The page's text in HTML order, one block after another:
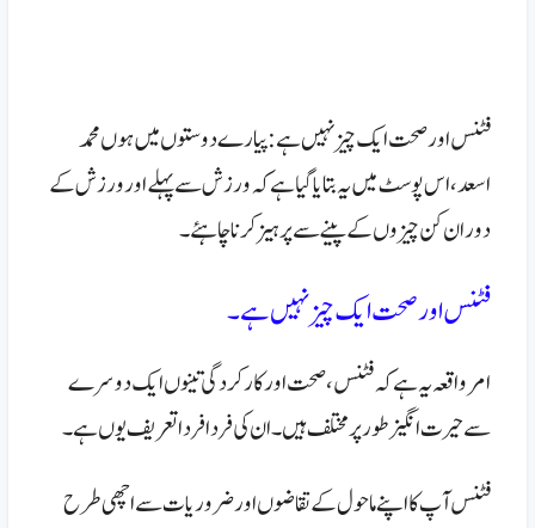
فٹنس اور صحت ایک چیز نہیں ہے :پیارے دوستوں میں ہوں محمد
اسعد، اس پوسٹ میں یہ بتایا گیا ہے کہ ورزش سےپہلے اور ورزش کے
دوران کن چیزوں کے پینے سے پرہیز کرنا چاہئے۔
فٹنس اور صحت ایک چیز نہیں ہے۔
امر واقعہ یہ ہے کہ فٹنس، صحت اور کارکردگی تینوں ایک دوسرے
سے حیرت انگیز طور پر مختلف ہیں۔ ان کی فردا فردا تعریف یوں ہے۔
فٹنس آپ کا اپنے ماحول کے تقاضوں اور ضروریات سے اچھی طرح